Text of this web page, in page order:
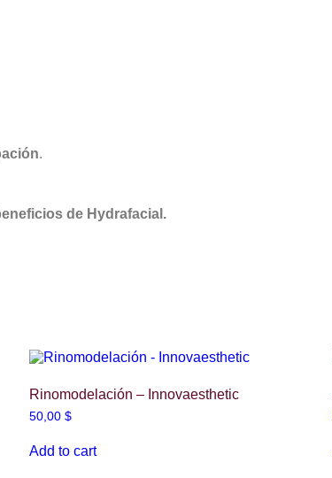
.
de Hydrafacial.
Rinomodelación – Innovaesthetic
50,00 $
Add to cart